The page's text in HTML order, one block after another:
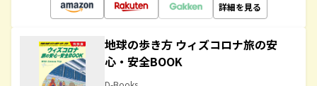
詳細を見る
地球の歩き方 ウィズコロナ旅の安
心・安全BOOK